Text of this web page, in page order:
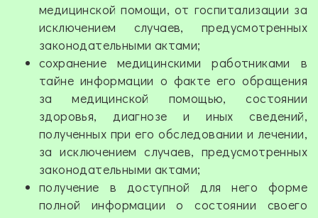
медицинской помощи, от госпитализации за
исключением случаев, предусмотренных
законодательными актами;
сохранение медицинскими работниками в
тайне информации о факте его обращения
за медицинской помощью, состоянии
здоровья, диагнозе и иных сведений,
полученных при его обследовании и лечении,
за исключением случаев, предусмотренных
законодательными актами;
получение в доступной для него форме
полной информации о состоянии своего